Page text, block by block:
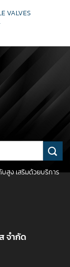
VALVES
สูง เสริมด้วยบริการ
จำกัด